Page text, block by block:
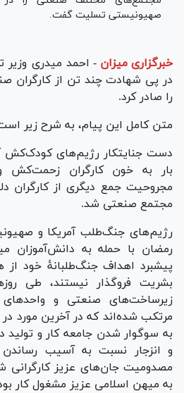
صهیونیستی تسلیت گفت.
خبرگزاری میزان - احمد میدری وزیر
در پی شهادت چند تن از کارگران
را صادر کرد.
متن کامل این پیام، به شرح زیر
دست جنایتکار رژیم‌های کودک‌کش
بار به خون کارگران زحمت‌کش
مجروحیت جمع دیگری از کارگران
مجتمع صنعتی شد.
رژیم‌های جنگ‌طلب آمریکا و
رمضان با حمله به دانش‌آموزان
پیشبرد اهداف جنگ‌طلبانۀ خود
بشریت فروگذار نیستند، طی
زیرساخت‌های صنعتی و واحد‌های
به سوگوار شدن جامعه کار و
و انزجار نسبت به آسیب
مصدومیت جان‌های عزیز کارگرانی
به میهن اسلامی عزیز مشغول کار